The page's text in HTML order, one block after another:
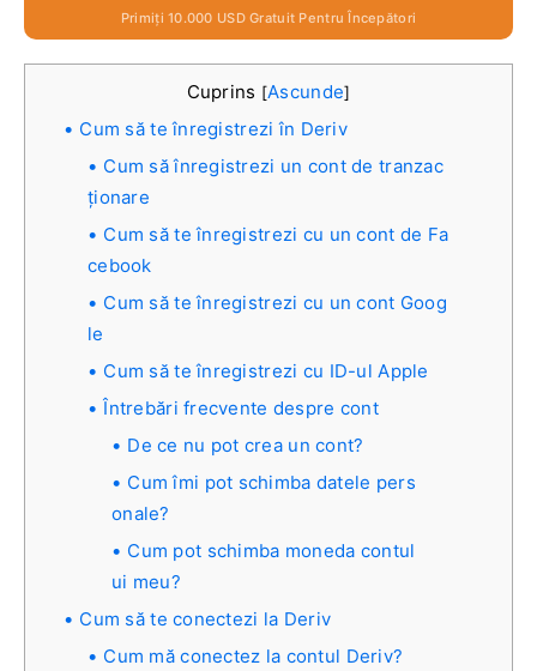
Primiți 10.000 USD Gratuit Pentru Începători
Cuprins [Ascunde]
Cum să te înregistrezi în Deriv
Cum să înregistrezi un cont de tranzac
ționare
Cum să te înregistrezi cu un cont de Fa
cebook
Cum să te înregistrezi cu un cont Goog
le
Cum să te înregistrezi cu ID-ul Apple
Întrebări frecvente despre cont
De ce nu pot crea un cont?
Cum îmi pot schimba datele pers
onale?
Cum pot schimba moneda contul
ui meu?
Cum să te conectezi la Deriv
Cum mă conectez la contul Deriv?